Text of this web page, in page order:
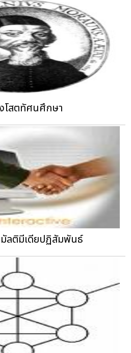
โสตทัศนศึกษา
ลติมีเดียปฏิสัมพันธ์